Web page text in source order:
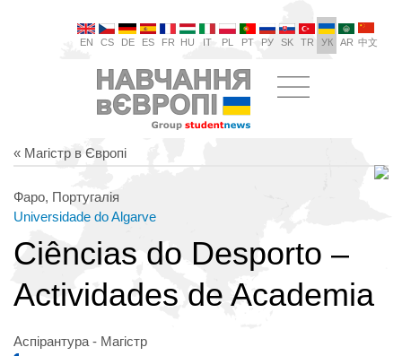
EN CS DE ES FR HU IT PL PT РУ SK TR УК AR 中文
« Магістр в Європі
Фаро, Португалія
Universidade do Algarve
Ciências do Desporto –
Actividades de Academia
Аспірантура - Магістр